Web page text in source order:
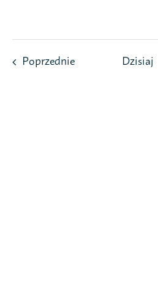
PoprzednieWydarzeniaDzisiaj